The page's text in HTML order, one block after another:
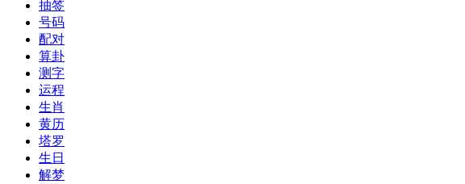
抽签
号码
配对
算卦
测字
运程
生肖
黄历
塔罗
生日
解梦